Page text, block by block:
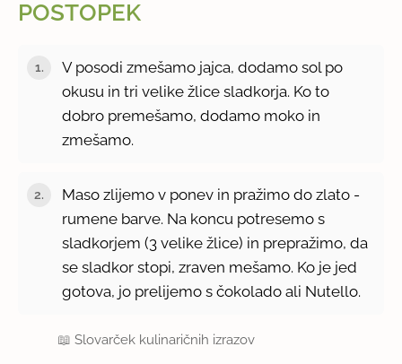
POSTOPEK
V posodi zmešamo jajca, dodamo sol po
okusu in tri velike žlice sladkorja. Ko to
dobro premešamo, dodamo moko in
zmešamo.
Maso zlijemo v ponev in pražimo do zlato -
rumene barve. Na koncu potresemo s
sladkorjem (3 velike žlice) in prepražimo, da
se sladkor stopi, zraven mešamo. Ko je jed
gotova, jo prelijemo s čokolado ali Nutello.
📖Slovarček kulinaričnih izrazov